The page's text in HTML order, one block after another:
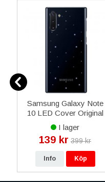
Samsung Galaxy Note
10 LED Cover Original
Skal - Svart
I lager
139 kr 399 kr
Info Köp